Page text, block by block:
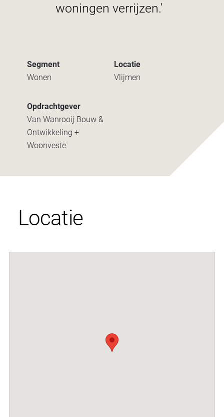
Segment
Wonen
Locatie
Vlijmen
Opdrachtgever
Van Wanrooij Bouw &
Ontwikkeling +
Woonveste
woningen verrijzen.'
Locatie